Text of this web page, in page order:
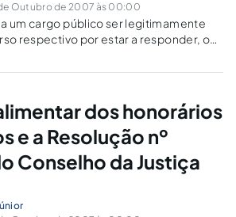
Outubro de 2007 às 00:00
um cargo público ser legitimamente
respectivo por estar a responder, ou
transitada em julgado? De
dos honorários
e a Resolução nº
Conselho da Justiça